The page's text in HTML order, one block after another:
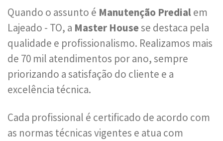
Quando o assunto é Manutenção Predialem
Lajeado - TO, a Master Housese destaca pela
qualidade e profissionalismo. Realizamos mais
de 70 mil atendimentos por ano, sempre
priorizando a satisfação do cliente e a
excelência técnica.
Cada profissional é certificado de acordo com
as normas técnicas vigentes e atua com